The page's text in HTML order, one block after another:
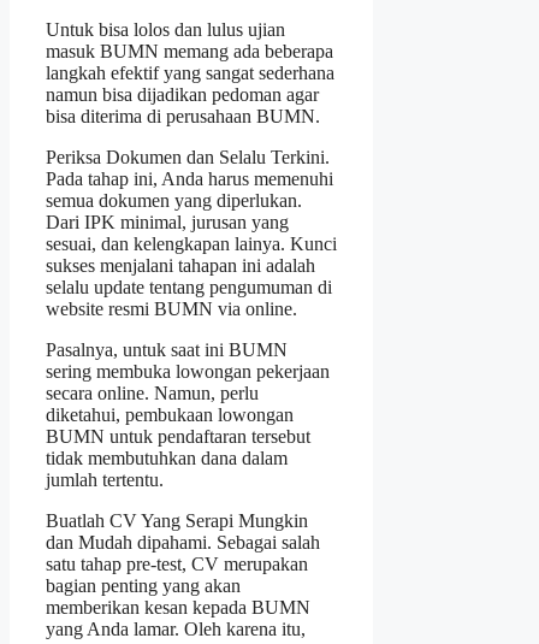
Untuk bisa lolos dan lulus ujian
masuk BUMN memang ada beberapa
langkah efektif yang sangat sederhana
namun bisa dijadikan pedoman agar
bisa diterima di perusahaan BUMN.
Periksa Dokumen dan Selalu Terkini.
Pada tahap ini, Anda harus memenuhi
semua dokumen yang diperlukan.
Dari IPK minimal, jurusan yang
sesuai, dan kelengkapan lainya. Kunci
sukses menjalani tahapan ini adalah
selalu update tentang pengumuman di
website resmi BUMN via online.
Pasalnya, untuk saat ini BUMN
sering membuka lowongan pekerjaan
secara online. Namun, perlu
diketahui, pembukaan lowongan
BUMN untuk pendaftaran tersebut
tidak membutuhkan dana dalam
jumlah tertentu.
Buatlah CV Yang Serapi Mungkin
dan Mudah dipahami. Sebagai salah
satu tahap pre-test, CV merupakan
bagian penting yang akan
memberikan kesan kepada BUMN
yang Anda lamar. Oleh karena itu,